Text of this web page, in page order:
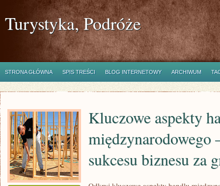
Turystyka, Podróże
STRONA GŁÓWNA SPIS TREŚCI BLOG INTERNETOWY ARCHIWUM
Kluczowe aspekty
międzynarodowego
sukcesu biznesu za